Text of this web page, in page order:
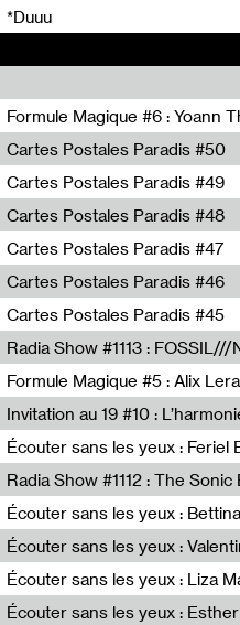
*Duuu
Formule Magique #6 : Yoann
Nathalie Lacroix,Yoann
Cartes Postales Paradis #50
Zoé Leroux
Cartes Postales Paradis #49
Aurore Portales
Cartes Postales Paradis #48
Mathias Dupaquier
Cartes Postales Paradis #47
Raymond Engramer
Cartes Postales Paradis #46
Sarah Banville
Cartes Postales Paradis #45
Mateo Cuin
Wave Farm
Formule Magique #5 : Alix
Nathalie Lacroix
Invitation au 19 #10 :
19, CRAC
Écouter sans les yeux : Feriel
Feriel Boushaki
Écouter sans les yeux :
Bettina Samson
Écouter sans les yeux :
Valentine Branca
Liza Maignan,Elodie Lecat
00
00